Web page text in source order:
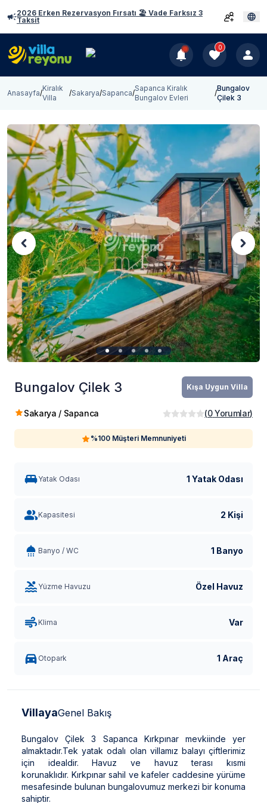
2026 Erken Rezervasyon Fırsatı 🏖️ Vade Farksız 3
Taksit
0
Anasayfa/
Kiralık
Villa
/Sakarya/Sapanca/
Sapanca Kiralık
Bungalov Evleri
/
Bungalov
Çilek 3
Bungalov Çilek 3 Kışa Uygun Villa
Sakarya / Sapanca (0 Yorumlar)
%100 Müşteri Memnuniyeti
Yatak Odası 1 Yatak Odası
Kapasitesi 2 Kişi
Banyo / WC 1 Banyo
Yüzme Havuzu Özel Havuz
Klima Var
Otopark 1 Araç
VillayaGenel Bakış
Bungalov Çilek 3 Sapanca Kırkpınar mevkiinde yer
almaktadır.Tek yatak odalı olan villamız balayı çiftlerimiz
için idealdir. Havuz ve havuz terası kısmi
korunaklıdır. Kırkpınar sahil ve kafeler caddesine yürüme
mesafesinde bulunan bungalovumuz merkezi bir konuma
sahiptir.